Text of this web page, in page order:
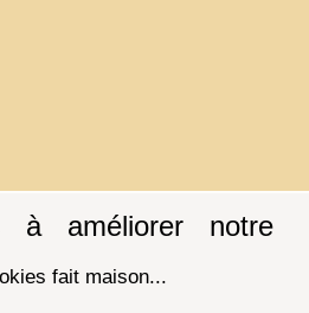
à améliorer notre
fait maison...